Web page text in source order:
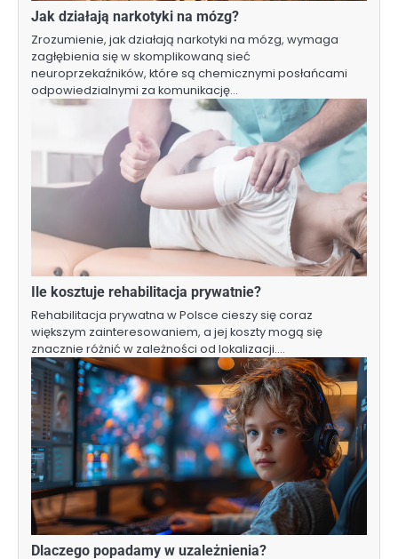
Jak działają narkotyki na mózg?
Zrozumienie, jak działają narkotyki na mózg, wymaga
zagłębienia się w skomplikowaną sieć
neuroprzekaźników, które są chemicznymi posłańcami
odpowiedzialnymi za komunikację…
Ile kosztuje rehabilitacja prywatnie?
Rehabilitacja prywatna w Polsce cieszy się coraz
większym zainteresowaniem, a jej koszty mogą się
znacznie różnić w zależności od lokalizacji.…
Dlaczego popadamy w uzależnienia?